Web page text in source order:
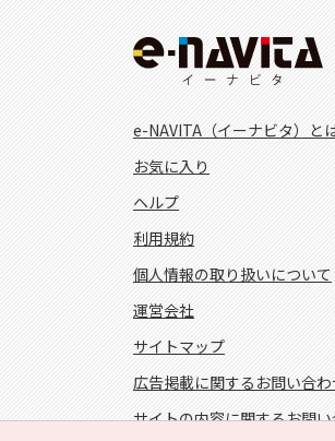
e-NAVITA（イーナビタ）と
お気に入り
ヘルプ
利用規約
個人情報の取り扱いについて
運営会社
サイトマップ
広告掲載に関するお問い合わ
サイトの内容に関するお問